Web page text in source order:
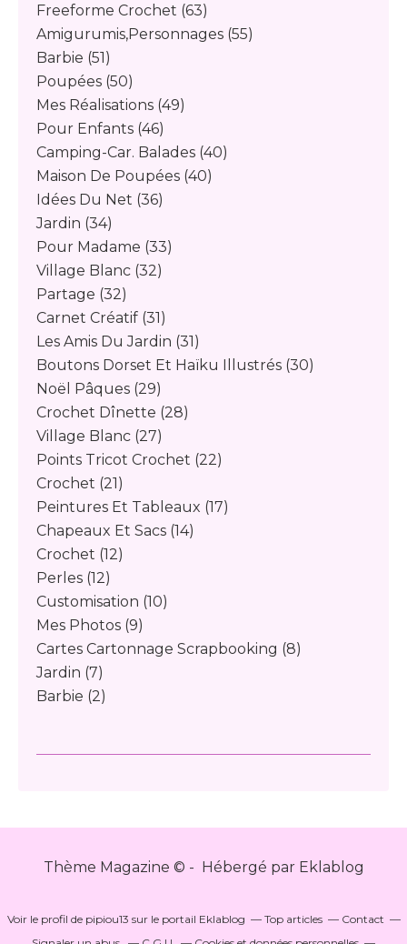
Freeforme Crochet (63)
Amigurumis,personnages (55)
Barbie (51)
Poupées (50)
Mes Réalisations (49)
Pour Enfants (46)
Camping-Car. Balades (40)
Maison De Poupées (40)
Idées Du Net (36)
Jardin (34)
Pour Madame (33)
Village Blanc (32)
Partage (32)
Carnet Créatif (31)
Les Amis Du Jardin (31)
Boutons Dorset Et Haïku Illustrés (30)
Noël Pâques (29)
Crochet Dînette (28)
Village Blanc (27)
Points Tricot Crochet (22)
Crochet (21)
Peintures Et Tableaux (17)
Chapeaux Et Sacs (14)
Crochet (12)
Perles (12)
Customisation (10)
Mes Photos (9)
Cartes Cartonnage Scrapbooking (8)
Jardin (7)
Barbie (2)
Thème Magazine © - Hébergé par Eklablog
Voir le profil de pipiou13 sur le portail Eklablog Top articles
Contact